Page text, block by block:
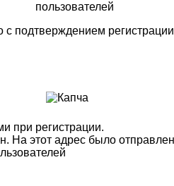
пользователей
подтверждением
при регистрации.
На этот адрес было